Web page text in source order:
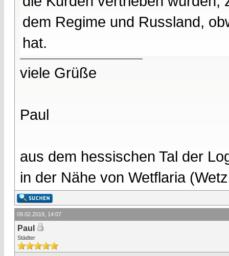
dem Regime und Russland,
hat.
viele Grüße
Paul
aus dem hessischen Tal der
in der Nähe von Wetflaria
09.02.2019, 14:07
Paul
Städter